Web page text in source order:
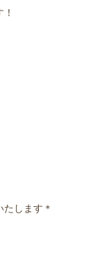
します＊